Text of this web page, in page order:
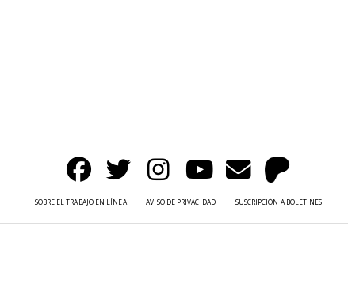
SOBRE EL TRABAJO EN LÍNEA AVISO DE PRIVACIDAD SUSCRIPCIÓN A BOLETINES